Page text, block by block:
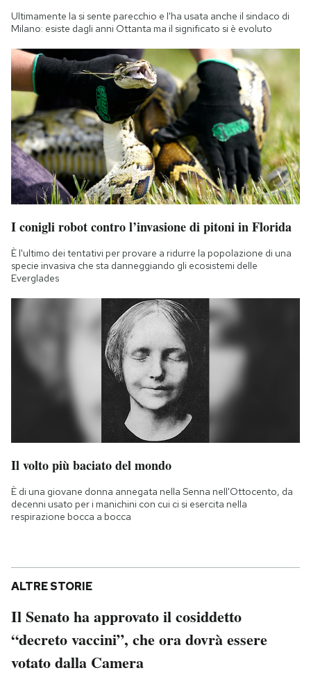
Ultimamente la si sente parecchio e l'ha usata anche il sindaco di
Milano: esiste dagli anni Ottanta ma il significato si è evoluto
I conigli robot contro l’invasione di pitoni in Florida
È l'ultimo dei tentativi per provare a ridurre la popolazione di una
specie invasiva che sta danneggiando gli ecosistemi delle
Everglades
Il volto più baciato del mondo
È di una giovane donna annegata nella Senna nell'Ottocento, da
decenni usato per i manichini con cui ci si esercita nella
respirazione bocca a bocca
ALTRE STORIE
Il Senato ha approvato il cosiddetto
“decreto vaccini”, che ora dovrà essere
votato dalla Camera